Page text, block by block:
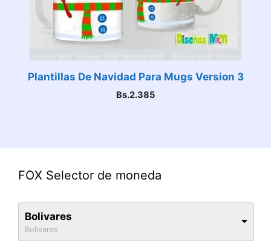
Plantillas De Navidad Para Mugs Version 3
Bs.2.385
FOX Selector de moneda
Bolivares
Bolivares